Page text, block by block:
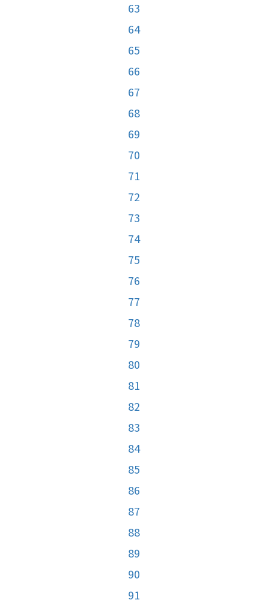
63
64
65
66
67
68
69
70
71
72
73
74
75
76
77
78
79
80
81
82
83
84
85
86
87
88
89
90
91